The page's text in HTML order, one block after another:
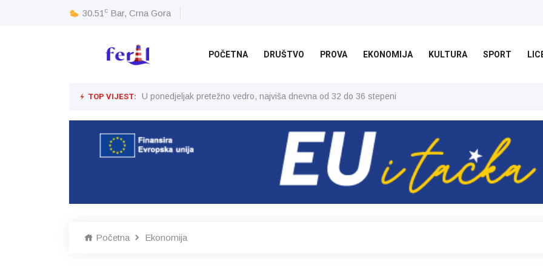
30.51 c Bar, Crna Gora
POČETNA DRUŠTVO PROVA EKONOMIJA KULTURA SPORT
TOP VIJEST: U ponedjeljak pretežno vedro, najviša dnevna od 32 do 36 stepeni
Početna Ekonomija